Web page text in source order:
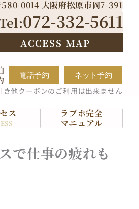
580-0014 大阪府松原市岡7-391
072-332-5611
ACCESS MAP
電話予約 ネット予約
き他クーポンのご利用は出来ません
ス
ラブホ完全
マニュアル
で仕事の疲れも